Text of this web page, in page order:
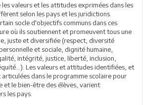
valeurs et les attitudes exprimées dans les
selon les pays et les juridictions.
socle d'objectifs communs dans ces
où ils soutiennent et promeuvent tous une
juste et diversifiée (respect, diversité
et sociale, dignité humaine,
intégrité, justice, liberté, inclusion,
Les valeurs et attitudes identifiées, et
dans le programme scolaire pour
et le bien-être des élèves, varient
les pays.